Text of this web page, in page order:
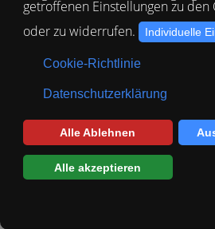
Kategorie
ein warmes Körbchen in Deutschland
Nelly